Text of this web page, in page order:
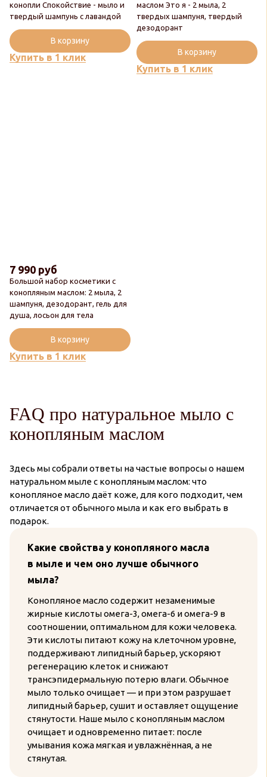
Новинка
Популярный
конопли Спокойствие - мыло и
твердый шампунь с лавандой
Купить в 1 клик
В корзину
Новинка
Популярный
маслом Это я - 2 мыла, 2
твердых шампуня, твердый
дезодорант
Купить в 1 клик
В корзину
Новинка
Популярный
Большой набор косметики с
конопляным маслом: 2 мыла, 2
шампуня, дезодорант, гель для
душа, лосьон для тела
7 990 руб
Купить в 1 клик
В корзину
FAQ про натуральное мыло с
конопляным маслом
Здесь мы собрали ответы на частые вопросы о нашем
натуральном мыле с конопляным маслом: что
конопляное масло даёт коже, для кого подходит, чем
отличается от обычного мыла и как его выбрать в
подарок.
Какие свойства у конопляного масла
в мыле и чем оно лучше обычного
мыла?
Конопляное масло содержит незаменимые
жирные кислоты омега-3, омега-6 и омега-9 в
соотношении, оптимальном для кожи человека.
Эти кислоты питают кожу на клеточном уровне,
поддерживают липидный барьер, ускоряют
регенерацию клеток и снижают
трансэпидермальную потерю влаги. Обычное
мыло только очищает — и при этом разрушает
липидный барьер, сушит и оставляет ощущение
стянутости. Наше мыло с конопляным маслом
очищает и одновременно питает: после
умывания кожа мягкая и увлажнённая, а не
стянутая.